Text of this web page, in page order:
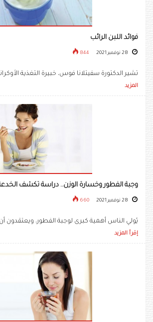
فوائد اللبن الرائب
844
تشير الدكتورة سفيتلانا فوس، خبيرة التغذية
المزيد
وجبة الفطور وخسارة الوزن.. دراسة تكشف
660
يُولي الناس أهمية كبرى لوجبة الفطور، ويعتقدون
إقرأ المزيد